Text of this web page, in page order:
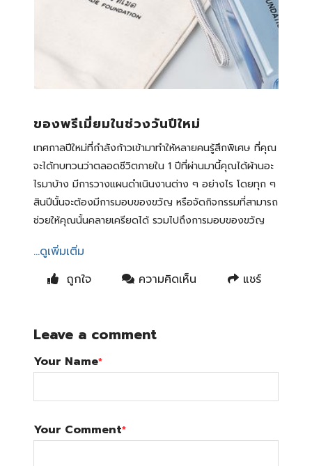
ของพรีเมี่ยมในช่วงวันปีใหม่
เทศกาลปีใหม่ที่กำลังก้าวเข้ามาทำให้หลายคนรู้สึกพิเศษ ที่คุณ
จะได้ทบทวนว่าตลอดชีวิตภายใน 1 ปีที่ผ่านมานี้คุณได้ผ้านอะ
ไรมาบ้าง มีการวางแผนดำเนินงานต่าง ๆ อย่างไร โดยทุก ๆ
สินปีนั้นจะต้องมีการมอบของขวัญ หรือจัดกิจกรรมที่สามารถ
ช่วยให้คุณนั้นคลายเครียดได้ รวมไปถึงการมอบของขวัญ
...ดูเพิ่มเติ่ม
ถูกใจ
ความคิดเห็น แชร์
Leave a comment
Your Name*
Your Comment*